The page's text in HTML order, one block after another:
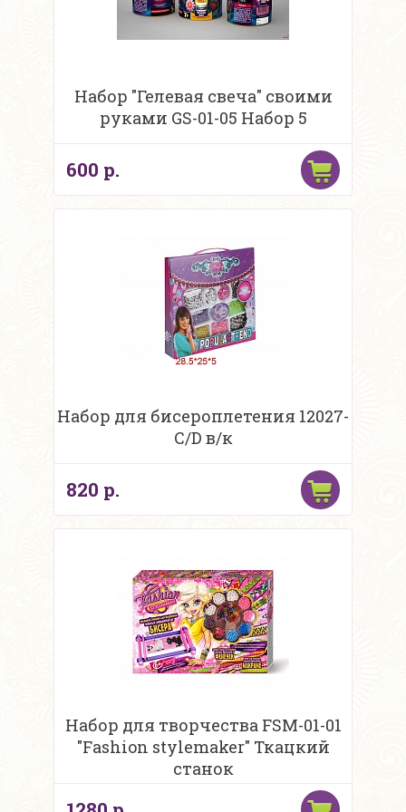
Набор "Гелевая свеча" своими
руками GS-01-05 Набор 5
600 р.
Набор для бисероплетения 12027-
C/D в/к
820 р.
Набор для творчества FSM-01-01
"Fashion stylemaker" Ткацкий
станок